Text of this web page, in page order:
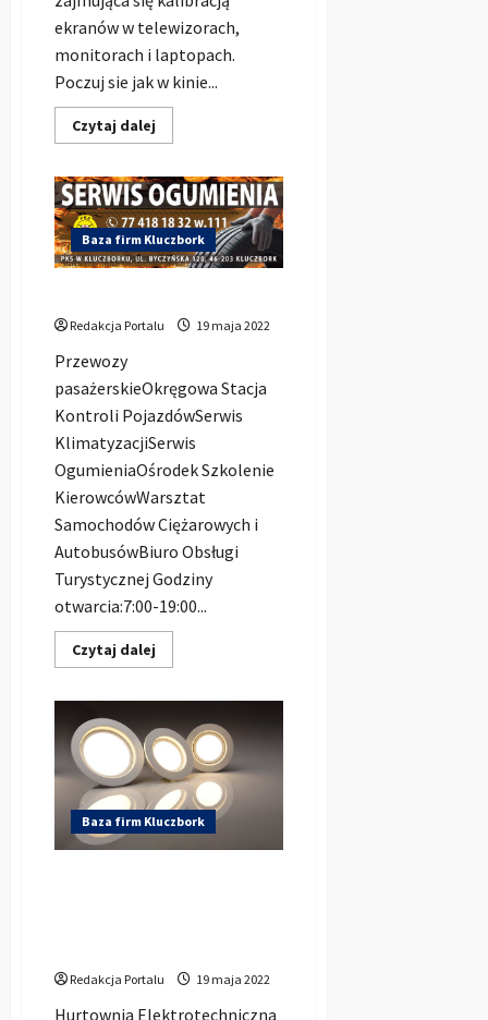
ekranów w telewizorach,
monitorach i laptopach.
Poczuj sie jak w kinie...
Czytaj dalej
się
HD-
Kalibracja
|
Kalibrowanie
ekranów
w
Baza firm Kluczbork
Redakcja Portalu 19 maja 2022
Przewozy
pasażerskieOkręgowa Stacja
Kontroli PojazdówSerwis
KlimatyzacjiSerwis
OgumieniaOśrodek Szkolenie
KierowcówWarsztat
Samochodów Ciężarowych i
AutobusówBiuro Obsługi
Turystycznej Godziny
otwarcia:7:00-19:00...
Czytaj dalej
się
w
Kluczborku
Sp.zoo
Baza firm Kluczbork
Redakcja Portalu 19 maja 2022
Hurtownia Elektrotechniczna